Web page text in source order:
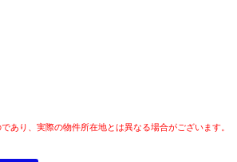
り、実際の物件所在地とは異なる場合がございます。